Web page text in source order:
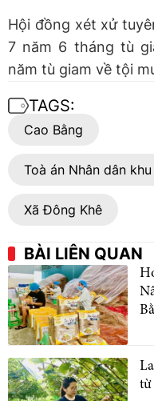
Hội đồng xét xử
7 năm 6 tháng tù
năm tù giam về tội
TAGS:
Cao Bằng
Toà án Nhân dân
Xã Đông Khê
BÀI LIÊN QUAN
từ